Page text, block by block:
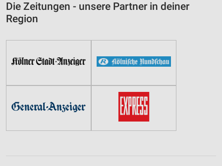
Die Zeitungen - unsere Partner in deiner
Region